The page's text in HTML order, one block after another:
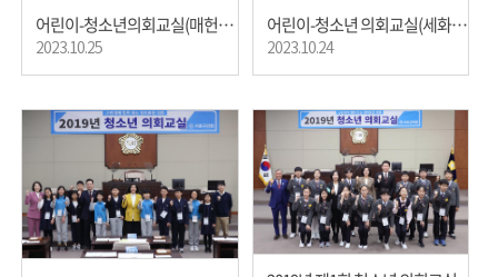
어린이-청소년의회교실(매헌초등학교)
2023.10.25
어린이-청소년 의회교실(세화여자중학교)
2023.10.24